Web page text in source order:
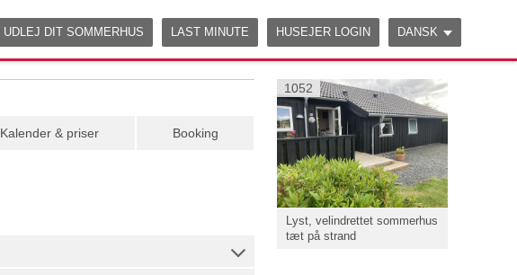
UDLEJ DIT SOMMERHUS LAST MINUTE HUSEJER LOGIN DANSK
1052
Lyst, velindrettet sommerhus
tæt på strand
Kalender & priser Booking